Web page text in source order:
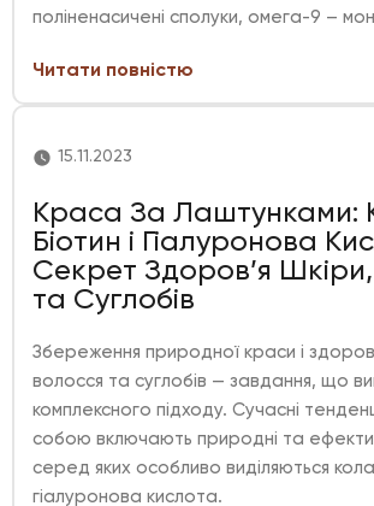
поліненасичені сполуки, омега-9 –
Читати повністю
15.11.2023
Краса За Лаштунками:
Біотин і Гіалуронова
Секрет Здоров’я
та Суглобів
Збереження природної краси і
волосся та суглобів — завдання, що
комплексного підходу. Сучасні
собою включають природні та
серед яких особливо виділяються
гіалуронова кислота.